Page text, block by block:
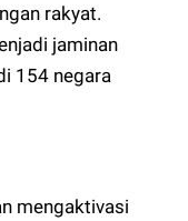
rakyat.
jaminan
154 negara
mengaktivasi